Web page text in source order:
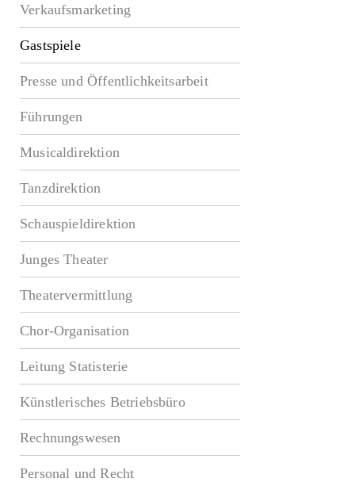
Verkaufsmarketing
Gastspiele
Presse und Öffentlichkeitsarbeit
Führungen
Musicaldirektion
Tanzdirektion
Schauspieldirektion
Junges Theater
Theatervermittlung
Chor-Organisation
Leitung Statisterie
Künstlerisches Betriebsbüro
Rechnungswesen
Personal und Recht